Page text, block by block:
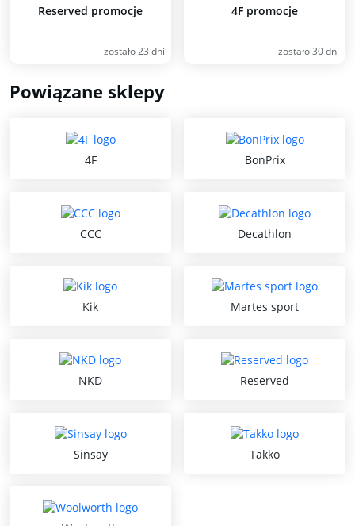
Reserved promocje
zostało 23 dni
4F promocje
zostało 30 dni
Powiązane sklepy
4F BonPrix
CCC Decathlon
Kik Martes sport
NKD Reserved
Sinsay Takko